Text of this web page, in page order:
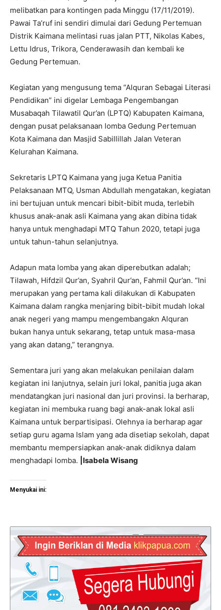
melibatkan para kontingen pada Minggu (17/11/2019).
Pawai Ta’ruf ini sendiri dimulai dari Gedung Pertemuan
Distrik Kaimana melintasi ruas jalan PTT, Nikolas Kabes,
Lettu Idrus, Trikora, Cenderawasih dan kembali ke
Gedung Pertemuan.
Kegiatan yang mengusung tema “Alquran Sebagai Literasi
Pendidikan” ini digelar Lembaga Pengembangan
Musabaqah Tilawatil Qur’an (LPTQ) Kabupaten Kaimana,
dengan pusat pelaksanaan lomba Gedung Pertemuan
Kota Kaimana dan Masjid Sabillillah Jalan Veteran
Kelurahan Kaimana.
Sekretaris LPTQ Kaimana yang juga Ketua Panitia
Pelaksanaan MTQ, Usman Abdullah mengatakan, kegiatan
ini bertujuan untuk mencari bibit-bibit muda, terlebih
khusus anak-anak asli Kaimana yang akan dibina tidak
hanya untuk menghadapi MTQ Tahun 2020, tetapi juga
untuk tahun-tahun selanjutnya.
Adapun mata lomba yang akan diperebutkan adalah;
Tilawah, Hifdzil Qur’an, Syahril Qur’an, Fahmil Qur’an. “Ini
merupakan yang pertama kali dilakukan di Kabupaten
Kaimana dalam rangka menjaring bibit-bibit mudah lokal
anak negeri yang mampu mengembangakn Alquran
bukan hanya untuk sekarang, tetap untuk masa-masa
yang akan datang,” terangnya.
Sementara juri yang akan melakukan penilaian dalam
kegiatan ini lanjutnya, selain juri lokal, panitia juga akan
mendatangkan juri nasional dan juri provinsi. Ia berharap,
kegiatan ini membuka ruang bagi anak-anak lokal asli
Kaimana untuk berpartisipasi. Olehnya ia berharap agar
setiap guru agama Islam yang ada disetiap sekolah, dapat
membantu mempersiapkan anak-anak didiknya dalam
menghadapi lomba.
|Isabela Wisang
Menyukai ini: